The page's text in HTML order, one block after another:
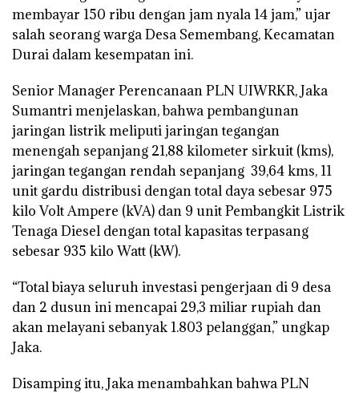
membayar 150 ribu dengan jam nyala 14 jam,” ujar
salah seorang warga Desa Semembang, Kecamatan
Durai dalam kesempatan ini.
Senior Manager Perencanaan PLN UIWRKR, Jaka
Sumantri menjelaskan, bahwa pembangunan
jaringan listrik meliputi jaringan tegangan
menengah sepanjang 21,88 kilometer sirkuit (kms),
jaringan tegangan rendah sepanjang 39,64 kms, 11
unit gardu distribusi dengan total daya sebesar 975
kilo Volt Ampere (kVA) dan 9 unit Pembangkit Listrik
Tenaga Diesel dengan total kapasitas terpasang
sebesar 935 kilo Watt (kW).
“Total biaya seluruh investasi pengerjaan di 9 desa
dan 2 dusun ini mencapai 29,3 miliar rupiah dan
akan melayani sebanyak 1.803 pelanggan,” ungkap
Jaka.
Disamping itu, Jaka menambahkan bahwa PLN